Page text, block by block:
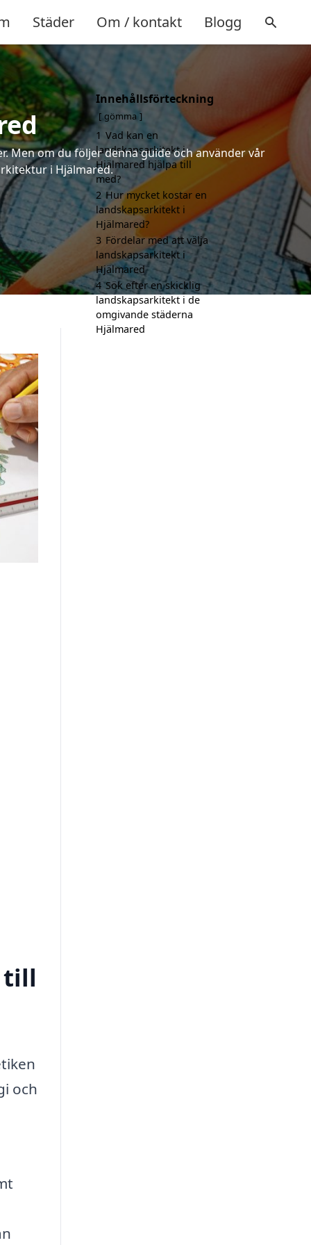
Städer Om / kontakt Blogg
Men om du följer denna guide och använder vår
i Hjälmared.
till
och
Innehållsförteckning
gömma
1 Vad kan en
landskapsarkitekt i
Hjälmared hjälpa till
med?
2 Hur mycket kostar en
landskapsarkitekt i
Hjälmared?
3 Fördelar med att välja
landskapsarkitekt i
Hjälmared
4 Sök efter en skicklig
landskapsarkitekt i de
omgivande städerna
Hjälmared